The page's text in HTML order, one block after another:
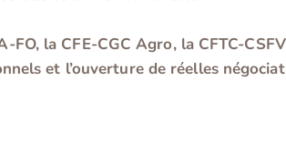
la CFE-CGC Agro, la CFTC-CSFV
et l’ouverture de réelles